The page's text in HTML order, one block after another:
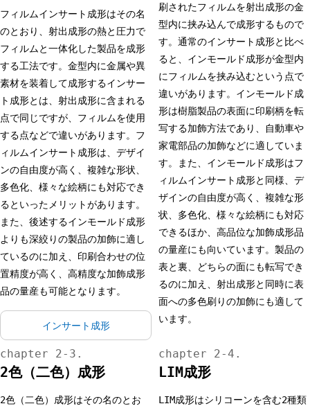
フィルムインサート成形はその名
のとおり、射出成形の熱と圧力で
フィルムと一体化した製品を成形
する工法です。金型内に金属や異
素材を装着して成形するインサー
ト成形とは、射出成形に含まれる
点で同じですが、フィルムを使用
する点などで違いがあります。フ
ィルムインサート成形は、デザイ
ンの自由度が高く、複雑な形状、
多色化、様々な絵柄にも対応でき
るといったメリットがあります。
また、後述するインモールド成形
よりも深絞りの製品の加飾に適し
ているのに加え、印刷合わせの位
置精度が高く、高精度な加飾成形
品の量産も可能となります。
インサート成形
刷されたフィルムを射出成形の金
型内に挟み込んで成形するもので
す。通常のインサート成形と比べ
ると、インモールド成形が金型内
にフィルムを挟み込むという点で
違いがあります。インモールド成
形は樹脂製品の表面に印刷柄を転
写する加飾方法であり、自動車や
家電部品の加飾などに適していま
す。また、インモールド成形はフ
ィルムインサート成形と同様、デ
ザインの自由度が高く、複雑な形
状、多色化、様々な絵柄にも対応
できるほか、高品位な加飾成形品
の量産にも向いています。製品の
表と裏、どちらの面にも転写でき
るのに加え、射出成形と同時に表
面への多色刷りの加飾にも適して
います。
2色（二色）成形
2色（二色）成形はその名のとお
LIM成形
LIM成形はシリコーンを含む2種類